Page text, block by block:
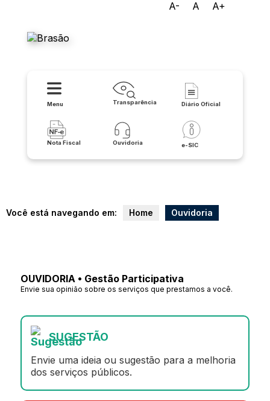
A- A A+
Menu Transparência Diário Oficial
Nota Fiscal Ouvidoria e-SIC
Você está navegando em: Home Ouvidoria
OUVIDORIA • Gestão Participativa
Envie sua opinião sobre os serviços que prestamos a você.
SUGESTÃO
Envie uma ideia ou sugestão para a melhoria
dos serviços públicos.